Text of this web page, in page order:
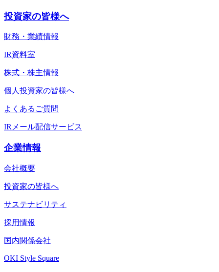
投資家の皆様へ
財務・業績情報
IR資料室
株式・株主情報
個人投資家の皆様へ
よくあるご質問
IRメール配信サービス
企業情報
会社概要
投資家の皆様へ
サステナビリティ
採用情報
国内関係会社
OKI Style Square